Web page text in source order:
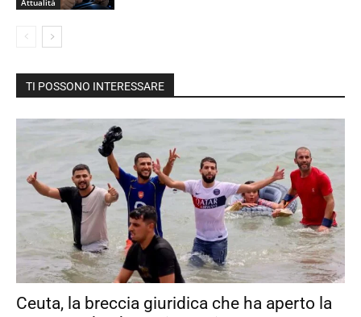
Attualità
TI POSSONO INTERESSARE
Ceuta, la breccia giuridica che ha aperto la